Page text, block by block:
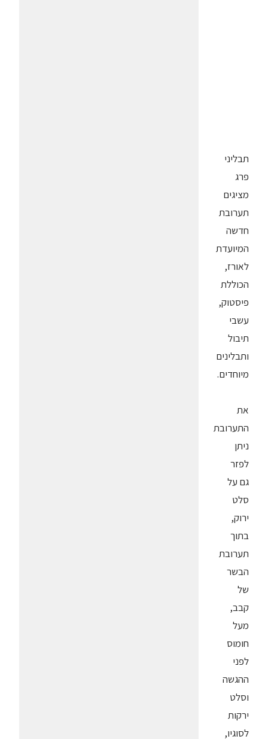
תבליני
פרג
מציגים
תערובת
חדשה
המיועדת
לאורז,
הכוללת
פיסטוק,
עשבי
תיבול
ותבלינים
מיוחדים.
את
התערובת
ניתן
לפזר
גם על
סלט
ירוק,
בתוך
תערובת
הבשר
של
קבב,
מעל
חומוס
לפני
ההגשה
וסלט
ירקות
לסוגיו,